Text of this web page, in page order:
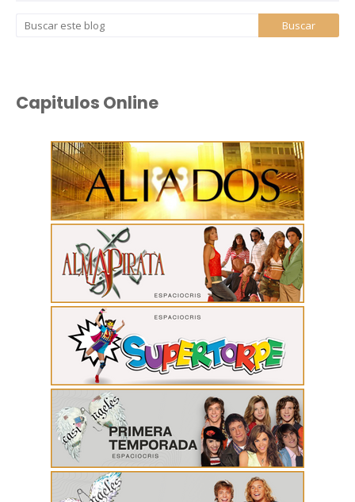
Capitulos Online